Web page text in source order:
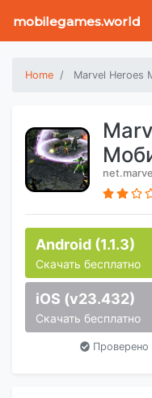
mobilegames.world
Home Marvel Heroes
Android (1.1.3)
Скачать бесплатно
iOS (v23.432)
Скачать бесплатно
Проверено